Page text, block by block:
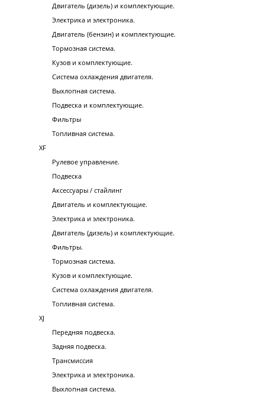
Двигатель (дизель) и комплектующие.
Электрика и электроника.
Двигатель (бензин) и комплектующие.
Тормозная система.
Кузов и комплектующие.
Система охлаждения двигателя.
Выхлопная система.
Подвеска и комплектующие.
Фильтры
Топливная система.
XF
Рулевое управление.
Подвеска
Аксессуары / стайлинг
Двигатель и комплектующие.
Электрика и электроника.
Двигатель (дизель) и комплектующие.
Фильтры.
Тормозная система.
Кузов и комплектующие.
Система охлаждения двигателя.
Топливная система.
XJ
Передняя подвеска.
Задняя подвеска.
Трансмиссия
Электрика и электроника.
Выхлопная система.